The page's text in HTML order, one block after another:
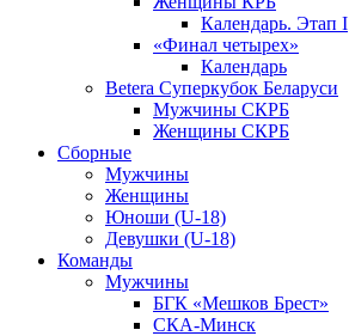
Календарь. Этап I
«Финал четырех»
Календарь
Betera Суперкубок Беларуси
Мужчины СКРБ
Женщины СКРБ
Сборные
Мужчины
Женщины
Юноши (U-18)
Девушки (U-18)
Команды
Мужчины
БГК «Мешков Брест»
СКА-Минск